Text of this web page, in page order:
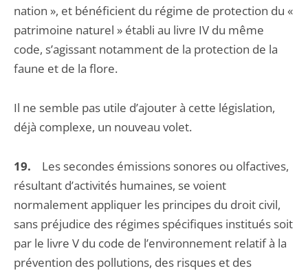
nation », et bénéficient du régime de protection du «
patrimoine naturel » établi au livre IV du même
code, s’agissant notamment de la protection de la
faune et de la flore.
Il ne semble pas utile d’ajouter à cette législation,
déjà complexe, un nouveau volet.
19. Les secondes émissions sonores ou olfactives,
résultant d’activités humaines, se voient
normalement appliquer les principes du droit civil,
sans préjudice des régimes spécifiques institués soit
par le livre V du code de l’environnement relatif à la
prévention des pollutions, des risques et des